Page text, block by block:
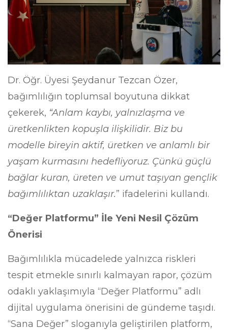
Dr. Öğr. Üyesi Şeydanur Tezcan Özer,
bağımlılığın toplumsal boyutuna dikkat
çekerek, “Anlam kaybı, yalnızlaşma ve
üretkenlikten kopuşla ilişkilidir. Biz bu
modelle bireyin aktif, üretken ve anlamlı bir
yaşam kurmasını hedefliyoruz. Çünkü güçlü
bağlar kuran, üreten ve umut taşıyan gençlik
bağımlılıktan uzaklaşır.” ifadelerini kullandı.
“Değer Platformu” İle Yeni Nesil Çözüm
Önerisi
Bağımlılıkla mücadelede yalnızca riskleri
tespit etmekle sınırlı kalmayan rapor, çözüm
odaklı yaklaşımıyla “Değer Platformu” adlı
dijital uygulama önerisini de gündeme taşıdı.
“Sana Değer” sloganıyla geliştirilen platform,